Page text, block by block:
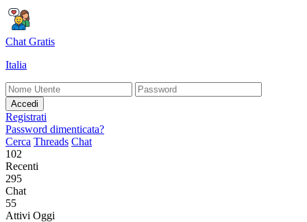
Chat Gratis
Italia
Accedi
Registrati
Password dimenticata?
Cerca Threads Chat
102
Recenti
295
Chat
55
Attivi Oggi